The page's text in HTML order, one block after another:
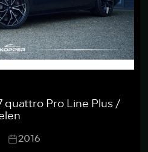
quattro Pro Line Plus /
2016